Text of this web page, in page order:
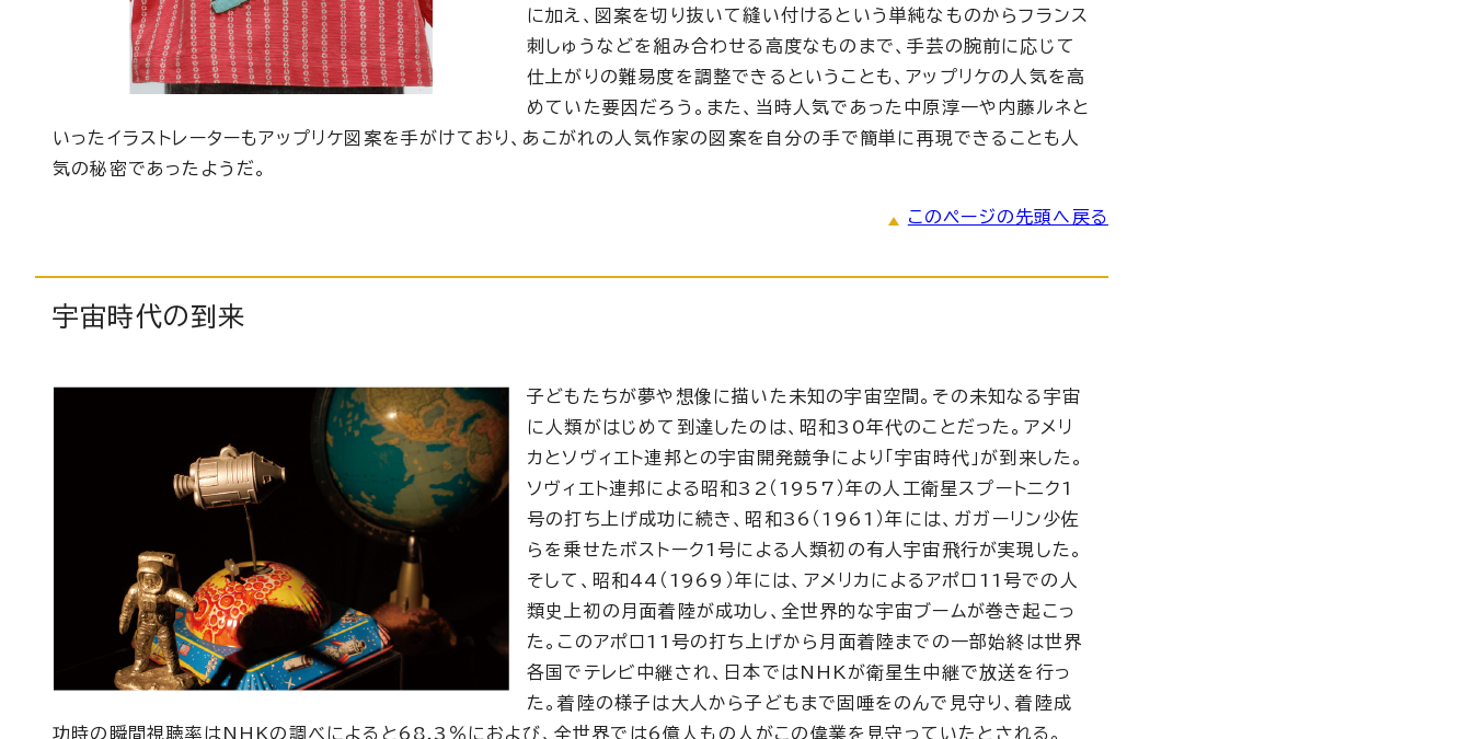
に加え、図案を切り抜いて縫い付けるという単純なものからフランス
刺しゅうなどを組み合わせる高度なものまで、手芸の腕前に応じて
仕上がりの難易度を調整できるということも、アップリケの人気を高
めていた要因だろう。また、当時人気であった中原淳一や内藤ルネと
いったイラストレーターもアップリケ図案を手がけており、あこがれの人気作家の図案を自分の手で簡単に再現できることも人
気の秘密であったようだ。
このページの先頭へ戻る
宇宙時代の到来
子どもたちが夢や想像に描いた未知の宇宙空間。その未知なる宇宙
に人類がはじめて到達したのは、昭和30年代のことだった。アメリ
カとソヴィエト連邦との宇宙開発競争により「宇宙時代」が到来した。
ソヴィエト連邦による昭和32（1957）年の人工衛星スプートニク1
号の打ち上げ成功に続き、昭和36（1961）年には、ガガーリン少佐
らを乗せたボストーク1号による人類初の有人宇宙飛行が実現した。
そして、昭和44（1969）年には、アメリカによるアポロ11号での人
類史上初の月面着陸が成功し、全世界的な宇宙ブームが巻き起こっ
た。このアポロ11号の打ち上げから月面着陸までの一部始終は世界
各国でテレビ中継され、日本ではNHKが衛星生中継で放送を行っ
た。着陸の様子は大人から子どもまで固唾をのんで見守り、着陸成
功時の瞬間視聴率はNHKの調べによると68.3％におよび、全世界では6億人もの人がこの偉業を見守っていたとされる。